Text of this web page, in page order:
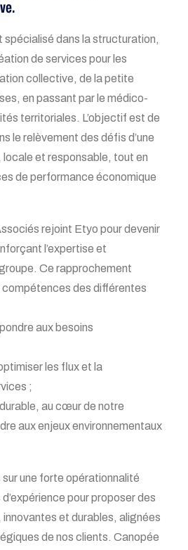
dans la structuration,
de services pour les
collective, de la petite
en passant par le médico-
territoriales. L’objectif est de
le relèvement des défis d’une
et responsable, tout en
de performance économique
rejoint Etyo pour devenir
l’expertise et
Ce rapprochement
compétences des différentes
aux besoins
les flux et la
;
au cœur de notre
aux enjeux environnementaux
une forte opérationnalité
pour proposer des
innovantes et durables, alignées
de nos clients. Canopée